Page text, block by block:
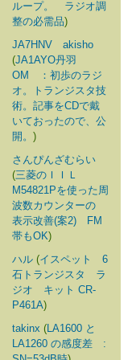
ループ。 ラジオ調
整の必需品)
JA7HNV akisho
(JA1AYO丹羽
OM ：初歩のラジ
オ。トランジスタ技
術。記事をCDで戴
いておったので、公
開。 )
さんぴんざむらい
(三菱のＩＩＬ
M54821Pを使った周
波数カウンターの
表示改善(案2) FM
帯もOK)
ハル (イスペット 6
石トランジスタ ラ
ジオ キット CR-
P461A)
takinx (LA1600 と
LA1260 の感度差 :